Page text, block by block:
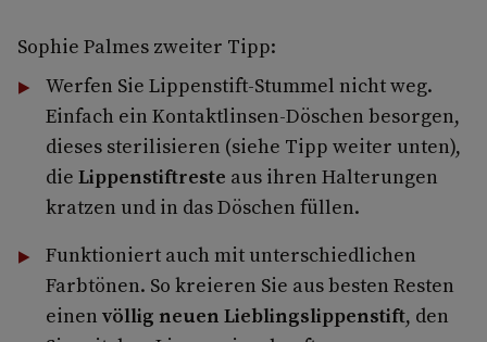
Sophie Palmes zweiter Tipp:
Werfen Sie Lippenstift-Stummel nicht weg.
Einfach ein Kontaktlinsen-Döschen besorgen,
dieses sterilisieren (siehe Tipp weiter unten),
die Lippenstiftreste aus ihren Halterungen
kratzen und in das Döschen füllen.
Funktioniert auch mit unterschiedlichen
Farbtönen. So kreieren Sie aus besten Resten
einen völlig neuen Lieblingslippenstift, den